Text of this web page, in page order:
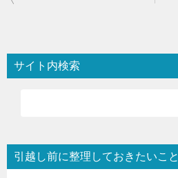
ビ
ゲ
ョ
ン
サイト内検索
引越し前に整理しておきたいこと